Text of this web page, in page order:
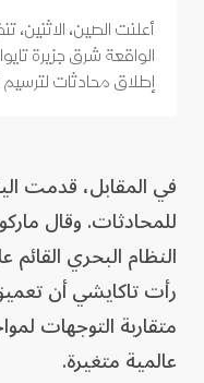
أعلنت الصين، الاثنين،
الواقعة شرق جزيرة
إطلاق محادثات لترسيم
في المقابل، قدمت
للمحادثات. وقال
النظام البحري القائم
رأت تاكايشي أن
متقاربة التوجهات
عالمية متغيرة.